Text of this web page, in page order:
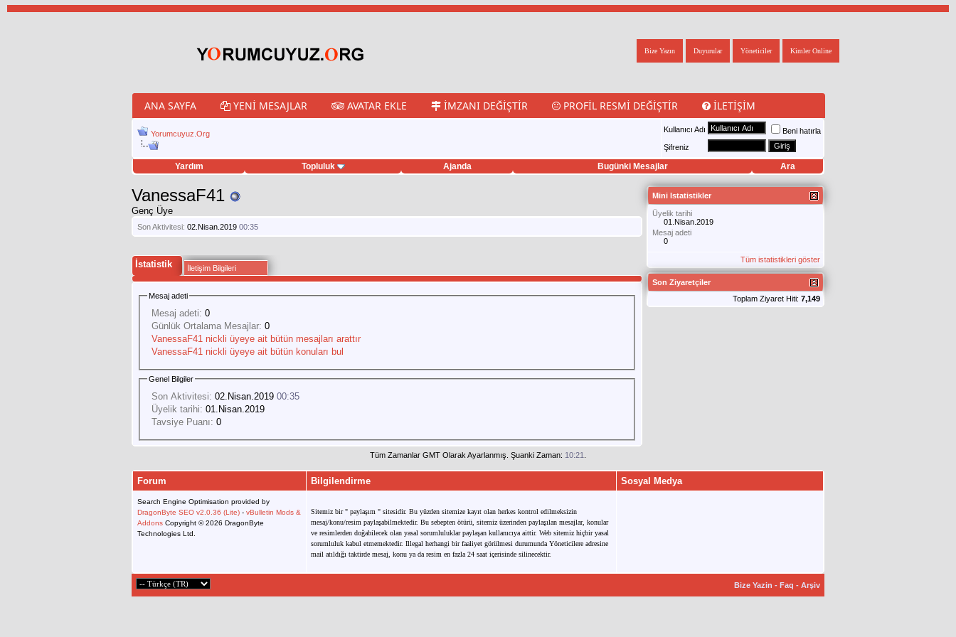
Kimler Online
Yöneticiler
Duyurular
Bize Yazın
ANA SAYFA YENI MESAJLAR AVATAR EKLE İMZANI DEĞIŞTIR PROFIL RESMI DEĞIŞTIR İLETIŞIM
Yorumcuyuz.Org Kullanıcı Adı
Beni hatırla
Şifreniz
Yardım Topluluk Ajanda Bugünki Mesajlar Ara
twitter retweet hilesiVanessaF41
Genç Üye
Son Aktivitesi: 02.Nisan.2019 00:35
İstatistik İletişim Bilgileri
Mesaj adeti
Mesaj adeti: 0
Günlük Ortalama Mesajlar: 0
VanessaF41 nickli üyeye ait bütün mesajları arattır
VanessaF41 nickli üyeye ait bütün konuları bul
Genel Bilgiler
Son Aktivitesi: 02.Nisan.2019 00:35
Üyelik tarihi: 01.Nisan.2019
Tavsiye Puanı: 0
Mini Istatistikler
Üyelik tarihi
01.Nisan.2019
Mesaj adeti
0
Tüm istatistikleri göster
Son Ziyaretçiler
Toplam Ziyaret Hiti: 7,149
Tüm Zamanlar GMT Olarak Ayarlanmış. Şuanki Zaman: 10:21
Forum Bilgilendirme Sosyal Medya
Search Engine Optimisation provided by
DragonByte SEO v2.0.36 (Lite) - vBulletin Mods &
Addons Copyright © 2026 DragonByte
Technologies Ltd.
Sitemiz bir " paylaşım " sitesidir. Bu yüzden sitemize kayıt olan herkes kontrol edilmeksizin
mesaj/konu/resim paylaşabilmektedir. Bu sebepten ötürü, sitemiz üzerinden paylaşılan mesajlar, konular
ve resimlerden doğabilecek olan yasal sorumluluklar paylaşan kullanıcıya aittir. Web sitemiz hiçbir yasal
sorumluluk kabul etmemektedir. Illegal herhangi bir faaliyet görülmesi durumunda Yöneticilere adresine
mail atıldığı taktirde mesaj, konu ya da resim en fazla 24 saat içerisinde silinecektir.
Bize Yazin - Faq - Arşiv